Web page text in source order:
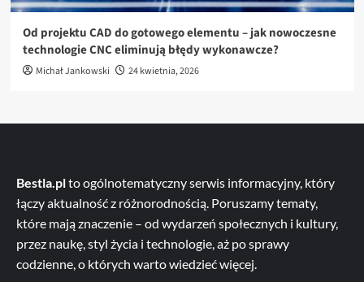
Od projektu CAD do gotowego elementu – jak nowoczesne
technologie CNC eliminują błędy wykonawcze?
Michał Jankowski 24 kwietnia, 2026
Bestla.plto ogólnotematyczny serwis informacyjny, który
łączy aktualność z różnorodnością. Poruszamy tematy,
które mają znaczenie – od wydarzeń społecznych i kultury,
przez naukę, styl życia i technologie, aż po sprawy
codzienne, o których warto wiedzieć więcej.